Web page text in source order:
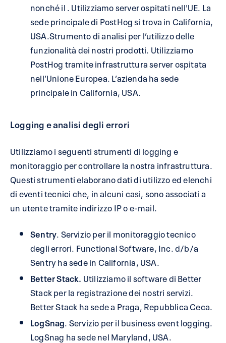
nonché il . Utilizziamo server ospitati nell'UE. La
sede principale di PostHog si trova in California,
USA.Strumento di analisi per l’utilizzo delle
funzionalità dei nostri prodotti. Utilizziamo
PostHog tramite infrastruttura server ospitata
nell’Unione Europea. L’azienda ha sede
principale in California, USA.
Logging e analisi degli errori
Utilizziamo i seguenti strumenti di logging e
monitoraggio per controllare la nostra infrastruttura.
Questi strumenti elaborano dati di utilizzo ed elenchi
di eventi tecnici che, in alcuni casi, sono associati a
un utente tramite indirizzo IP o e-mail.
Sentry. Servizio per il monitoraggio tecnico
degli errori. Functional Software, Inc. d/b/a
Sentry ha sede in California, USA.
Better Stack. Utilizziamo il software di Better
Stack per la registrazione dei nostri servizi.
Better Stack ha sede a Praga, Repubblica Ceca.
LogSnag. Servizio per il business event logging.
LogSnag ha sede nel Maryland, USA.